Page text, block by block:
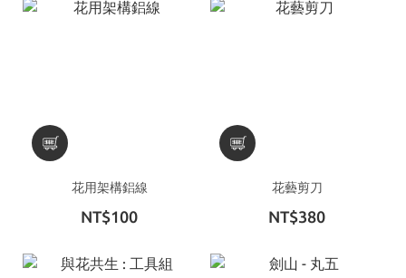
花用架構鋁線
NT$100
花藝剪刀
NT$380